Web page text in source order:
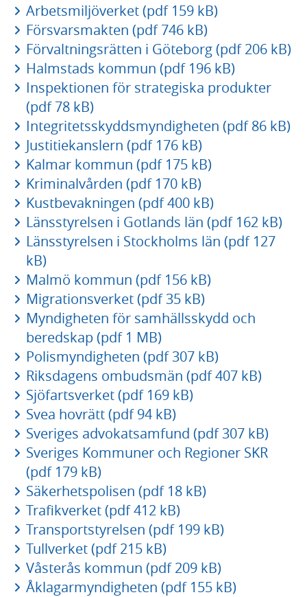
Arbetsmiljöverket (pdf 159 kB)
Försvarsmakten (pdf 746 kB)
Förvaltningsrätten i Göteborg (pdf 206 kB)
Halmstads kommun (pdf 196 kB)
Inspektionen för strategiska produkter
(pdf 78 kB)
Integritetsskyddsmyndigheten (pdf 86 kB)
Justitiekanslern (pdf 176 kB)
Kalmar kommun (pdf 175 kB)
Kriminalvården (pdf 170 kB)
Kustbevakningen (pdf 400 kB)
Länsstyrelsen i Gotlands län (pdf 162 kB)
Länsstyrelsen i Stockholms län (pdf 127
kB)
Malmö kommun (pdf 156 kB)
Migrationsverket (pdf 35 kB)
Myndigheten för samhällsskydd och
beredskap (pdf 1 MB)
Polismyndigheten (pdf 307 kB)
Riksdagens ombudsmän (pdf 407 kB)
Sjöfartsverket (pdf 169 kB)
Svea hovrätt (pdf 94 kB)
Sveriges advokatsamfund (pdf 307 kB)
Sveriges Kommuner och Regioner SKR
(pdf 179 kB)
Säkerhetspolisen (pdf 18 kB)
Trafikverket (pdf 412 kB)
Transportstyrelsen (pdf 199 kB)
Tullverket (pdf 215 kB)
Våsterås kommun (pdf 209 kB)
Åklagarmyndigheten (pdf 155 kB)